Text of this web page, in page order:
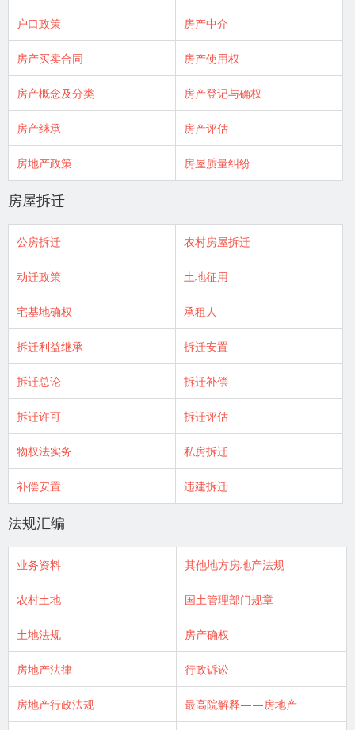
户口政策 房产中介
房产买卖合同 房产使用权
房产概念及分类 房产登记与确权
房产继承 房产评估
房地产政策 房屋质量纠纷
房屋拆迁
公房拆迁 农村房屋拆迁
动迁政策 土地征用
宅基地确权 承租人
拆迁利益继承 拆迁安置
拆迁总论 拆迁补偿
拆迁许可 拆迁评估
物权法实务 私房拆迁
补偿安置 违建拆迁
法规汇编
业务资料 其他地方房地产法规
农村土地 国土管理部门规章
土地法规 房产确权
房地产法律 行政诉讼
房地产行政法规 最高院解释——房地产